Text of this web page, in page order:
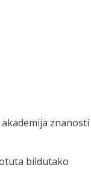
znanosti
bildutako